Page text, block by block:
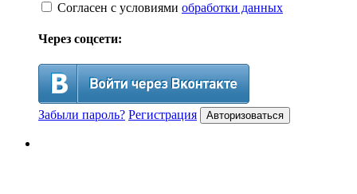
Согласен с условиями обработки данных
Через соцсети:
Забыли пароль? Регистрация Авторизоваться